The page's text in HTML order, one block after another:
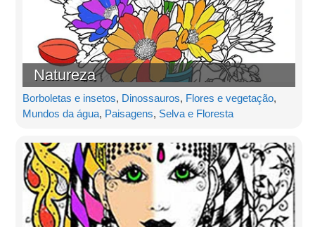
Natureza
Borboletas e insetos, Dinossauros, Flores e vegetação,
Mundos da água, Paisagens, Selva e Floresta